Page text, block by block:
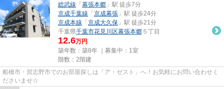
総武線 「 幕張本郷 」駅 徒歩7分
京成千葉線 「 京成幕張 」駅 徒歩24分
京成本線 「 京成大久保 」駅 徒歩21分
千葉県千葉市花見川区幕張本郷 ５丁目
12.6万円
築年数：築8年 ｜募集中： 1室
階数：2階建
船橋市・習志野市でのお部屋探しは「ア・ゼスト」へ！お気軽にお問い合わせく
ださいませ☆